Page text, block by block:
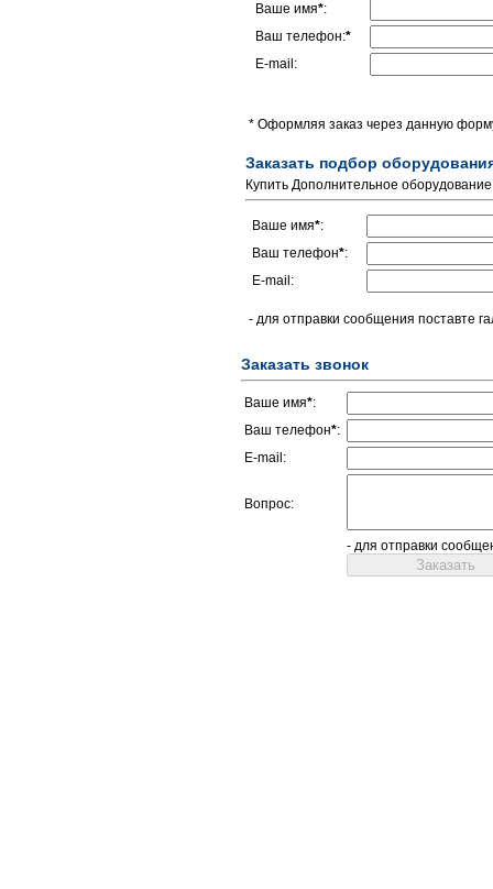
Ваше имя*:
Ваш телефон:*
E-mail:
* Оформляя заказ через данную
Заказать подбор
Купить Дополнительное
Ваше имя*:
Ваш телефон*:
E-mail:
- для отправки сообщения поставте
Заказать звонок
Ваше имя*:
Ваш телефон*:
E-mail:
Вопрос:
- для отправки